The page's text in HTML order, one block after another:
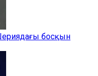
босқын